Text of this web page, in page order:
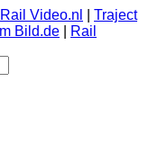
Rail Video.nl
Traject
Bild.de
Rail